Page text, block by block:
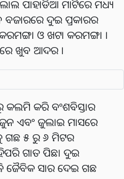
ପାହାଡିଆ ମାଟିରେ ମଧ୍ୟ
ବଜାରରେ ଦୁଇ ପ୍ରକାରର
ଓ ଖଟା କରମଙ୍ଗା ।
ଖୁବ ଆଦର ।
କରି ବଂଶବିସ୍ତାର
ଏବଂ ଜୁଲାଇ ମାସରେ
ଗଛ ୫ ରୁ ୬ ମିଟର
ଗାତ ପିଛା ଦୁଇ
ଜୈବିକ ସାର ଦେଇ ଗଛ